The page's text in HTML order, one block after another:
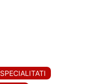
SPECIALITATI